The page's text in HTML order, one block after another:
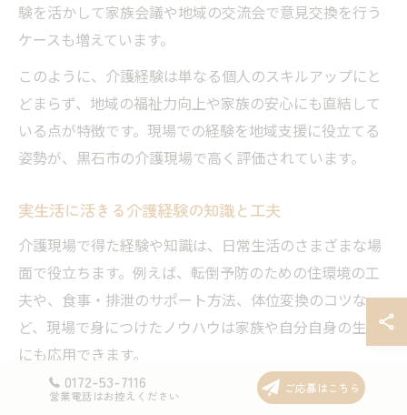
験を活かして家族会議や地域の交流会で意見交換を行う
ケースも増えています。
このように、介護経験は単なる個人のスキルアップにと
どまらず、地域の福祉力向上や家族の安心にも直結して
いる点が特徴です。現場での経験を地域支援に役立てる
姿勢が、黒石市の介護現場で高く評価されています。
実生活に活きる介護経験の知識と工夫
介護現場で得た経験や知識は、日常生活のさまざまな場
面で役立ちます。例えば、転倒予防のための住環境の工
夫や、食事・排泄のサポート方法、体位変換のコツな
ど、現場で身につけたノウハウは家族や自分自身の生活
にも応用できます。
また、認知症の方との接し方や、急変時の対応方法など
0172-53-7116
営業電話はお控えください
ご応募はこちら